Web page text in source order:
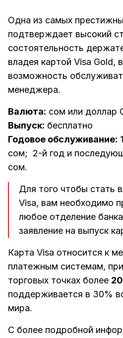
Одна из самых
подтверждает высокий
состоятельность
владея картой Visa Gold,
возможность
менеджера.
Валюта: сом или
Выпуск: бесплатно
Годовое обслуживание:
сом; 2-й год и
cом.
Для того чтобы стать
Visa, вам необходимо
любое отделение
заявление на выпуск
Карта Visa относится к
платежным системам,
торговых точках более
поддерживается в 30%
мира.
С более подробной